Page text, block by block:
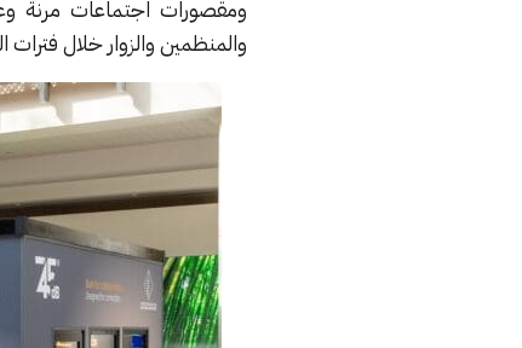
ومقصورات اجتماعات مرنة
والمنظمين والزوار خلال